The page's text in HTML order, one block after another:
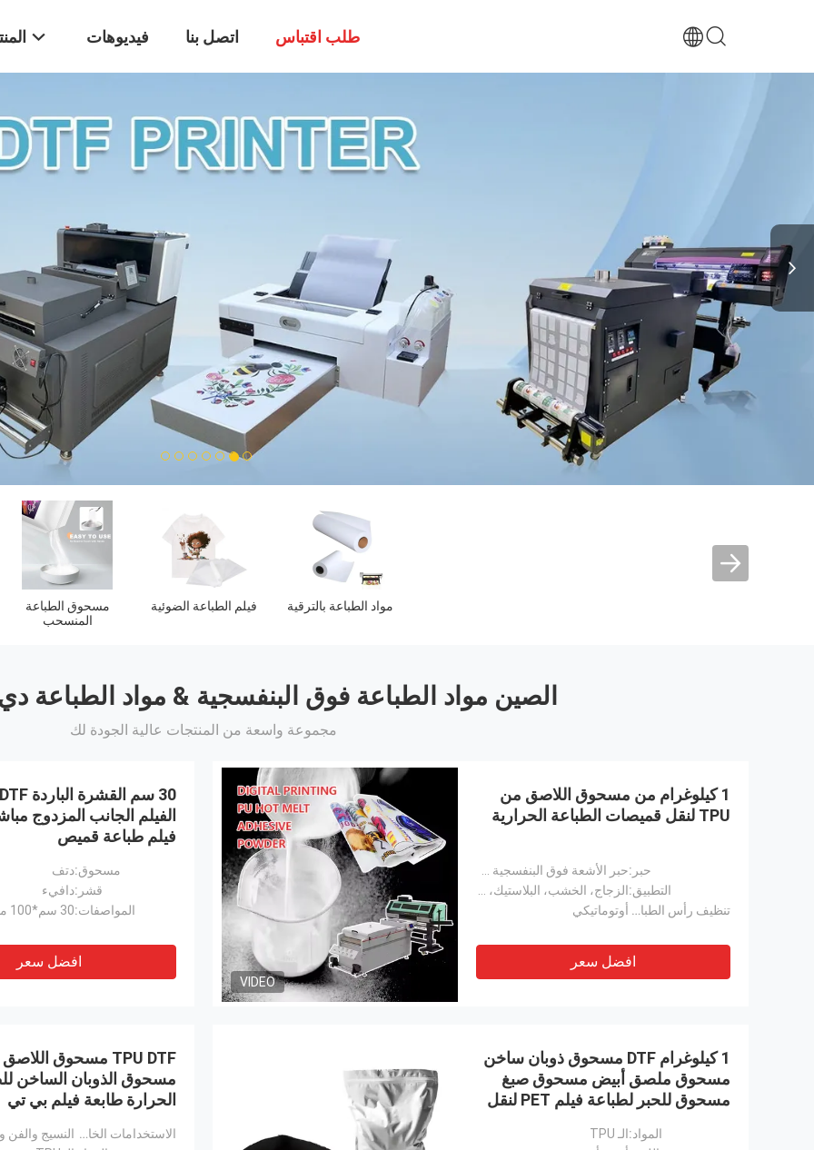
فيديوهات اتصل بنا طلب اقتباس
1
2
3
4
5
6
7
مواد الطباعة فوق
مواد الطباعة دي تي
الصين مواد الطباعة فوق البنفسجية & مواد الطباعة
مجموعة واسعة من المنتجات عالية الجودة لك
الفيلم الجانب المزدوج
فيلم طباعة قميص
مسحوق:دتف
قشر:دافيء
المواصفات:30 سم*100 متر
افضل سعر
VIDEO
1 كيلوغرام من مسحوق اللاصق من
TPU لنقل قميصات الطباعة الحرارية
حبر:
حبر الأشعة فوق البنفسجية CMYKW+VANISH
التطبيق:
الزجاج، الخشب، البلاستيك، المعدن، السيراميك
تنظيف رأس الطباعة: أوتوماتيكي
افضل سعر
مسحوق الذوبان الساخن
الحرارة طابعة فيلم بي تي
الاستخدامات الخاصة للمنتج: النسيج والفن
1 كيلوغرام DTF مسحوق ذوبان ساخن
مسحوق ملصق أبيض مسحوق صبغ
مسحوق للحبر لطباعة فيلم PET لنقل
المواد:الـ TPU